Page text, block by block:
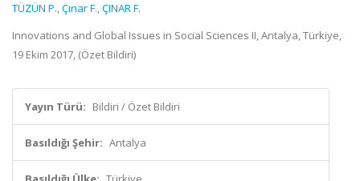
TÜZÜN P.,Çınar F.,ÇINAR F.
Innovations and Global Issues in Social Sciences II, Antalya, Türkiye,
19 Ekim 2017, (Özet Bildiri)
Yayın Türü: Bildiri / Özet Bildiri
Basıldığı Şehir: Antalya